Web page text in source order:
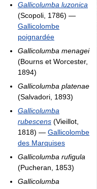
Gallicolumba luzonica
(Scopoli, 1786) —
Gallicolombe
poignardée
Gallicolumba menagei
(Bourns et Worcester,
1894)
Gallicolumba platenae
(Salvadori, 1893)
Gallicolumba
rubescens (Vieillot,
1818) — Gallicolombe
des Marquises
Gallicolumba rufigula
(Pucheran, 1853)
Gallicolumba